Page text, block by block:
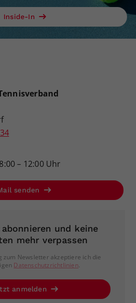
Inside-In
– 12:00 Uhr
senden
und keine
mehr verpassen
zum Newsletter akzeptiere ich die
Datenschutzrichtlinien.
anmelden